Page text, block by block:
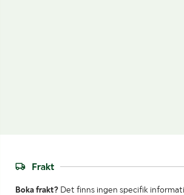
Frakt
Boka frakt?Det finns ingen specifik